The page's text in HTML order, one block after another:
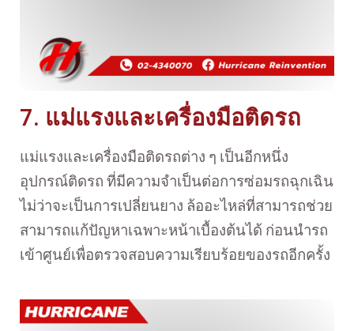
7. แม่แรงและเครื่องมือติดรถ
แม่แรงและเครื่องมือติดรถต่าง ๆ เป็นอีกหนึ่ง
อุปกรณ์ติดรถ ที่มีความจำเป็นต่อการซ่อมรถฉุกเฉิน
ไม่ว่าจะเป็นการเปลี่ยนยาง ล้ออะไหล่ที่สามารถช่วย
สามารถแก้ปัญหาเฉพาะหน้าเบื้องต้นได้ ก่อนนำรถ
เข้าศูนย์เพื่อตรวจสอบความเรียบร้อยของรถอีกครั้ง